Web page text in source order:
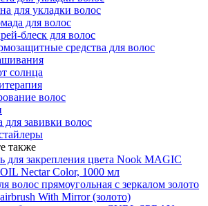
для укладки волос
для волос
блеск для волос
средства для волос
солнца
волос
для завивки волос
также
закрепления цвета Nook MAGIC
Nectar Color, 1000 мл
волос прямоугольная с зеркалом золото
With Mirror (золото)